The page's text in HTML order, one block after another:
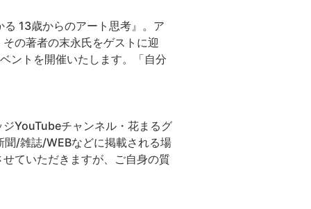
13歳からのアート思考』。ア
の著者の末永氏をゲストに迎
ントを開催いたします。「自分
YouTubeチャンネル・花まるグ
/雑誌/WEBなどに掲載される場
ていただきますが、ご自身の質